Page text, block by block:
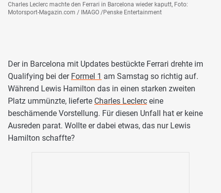
Charles Leclerc machte den Ferrari in Barcelona wieder kaputt, Foto:
Motorsport-Magazin.com / IMAGO /Penske Entertainment
Der in Barcelona mit Updates bestückte Ferrari drehte im
Qualifying bei der Formel 1 am Samstag so richtig auf.
Während Lewis Hamilton das in einen starken zweiten
Platz ummünzte, lieferte Charles Leclerc eine
beschämende Vorstellung. Für diesen Unfall hat er keine
Ausreden parat. Wollte er dabei etwas, das nur Lewis
Hamilton schaffte?